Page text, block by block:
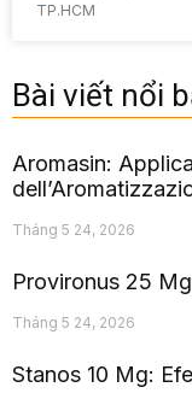
TP.HCM
Bài viết nổi
Aromasin:
Tháng 5 24, 2026
Provironus 25
Tháng 5 24, 2026
Stanos 10 Mg: